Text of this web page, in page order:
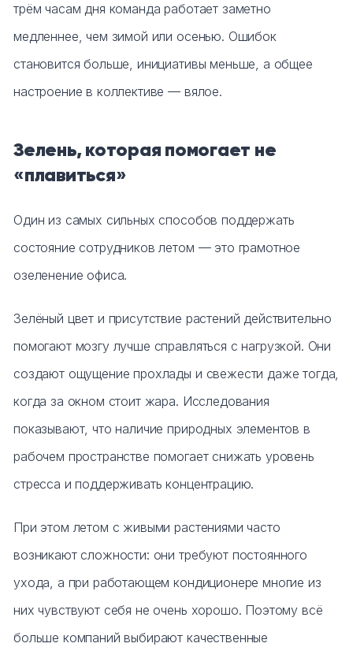
трём часам дня команда работает заметно
медленнее, чем зимой или осенью. Ошибок
становится больше, инициативы меньше, а общее
настроение в коллективе — вялое.
Зелень, которая помогает не
«плавиться»
Один из самых сильных способов поддержать
состояние сотрудников летом — это грамотное
озеленение офиса.
Зелёный цвет и присутствие растений действительно
помогают мозгу лучше справляться с нагрузкой. Они
создают ощущение прохлады и свежести даже тогда,
когда за окном стоит жара. Исследования
показывают, что наличие природных элементов в
рабочем пространстве помогает снижать уровень
стресса и поддерживать концентрацию.
При этом летом с живыми растениями часто
возникают сложности: они требуют постоянного
ухода, а при работающем кондиционере многие из
них чувствуют себя не очень хорошо. Поэтому всё
больше компаний выбирают качественные